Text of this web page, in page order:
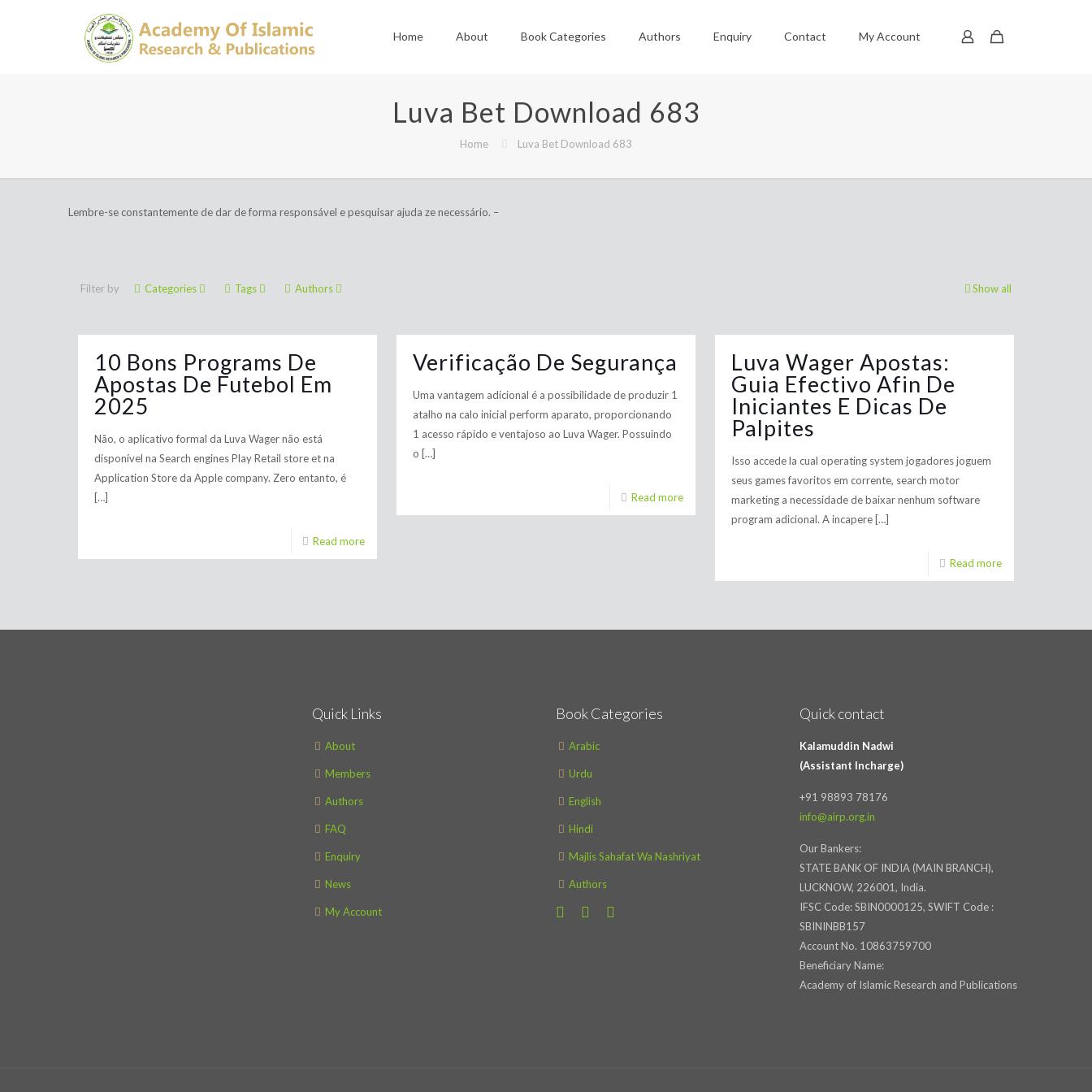
Home About Book Categories Authors Enquiry Contact My Account
Luva Bet Download 683
Home Luva Bet Download 683
Lembre-se constantemente de dar de forma responsável e pesquisar ajuda ze necessário. –
Filter by Categories Tags Authors Show all
10 Bons Programs De
Apostas De Futebol Em
2025
Não, o aplicativo formal da Luva Wager não está
disponível na Search engines Play Retail store et na
Application Store da Apple company. Zero entanto, é
[…]
Read more
Verificação De Segurança
Uma vantagem adicional é a possibilidade de produzir 1
atalho na calo inicial perform aparato, proporcionando
1 acesso rápido e ventajoso ao Luva Wager. Possuindo
o […]
Read more
Luva Wager Apostas:
Guia Efectivo Afin De
Iniciantes E Dicas De
Palpites
Isso accede la cual operating system jogadores joguem
seus games favoritos em corrente, search motor
marketing a necessidade de baixar nenhum software
program adicional. A incapere[…]
Read more
Quick Links
About
Members
Authors
FAQ
Enquiry
News
My Account
Book Categories
Arabic
Urdu
English
Hindi
Majlis Sahafat Wa Nashriyat
Authors
Quick contact
Kalamuddin Nadwi
(Assistant Incharge)
+91 98893 78176
info@airp.org.in
Our Bankers:
STATE BANK OF INDIA (MAIN BRANCH),
LUCKNOW, 226001, India.
IFSC Code: SBIN0000125, SWIFT Code :
SBININBB157
Account No. 10863759700
Beneficiary Name:
Academy of Islamic Research and Publications